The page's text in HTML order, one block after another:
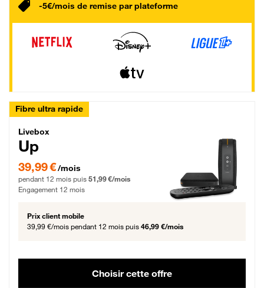
-5€/mois de remise par plateforme
Fibre ultra rapide
Livebox Up Fibre
Livebox
Up
39,99 € par mois pendant 12 mois puis 51,99 € par mois, Engagement 12 mois
39,99 €/mois
pendant 12 mois puis 51,99 €/mois
Engagement 12 mois
Prix client mobile
39,99 €/mois pendant 12 mois puis 46,99 €/mois
Choisir cette offre